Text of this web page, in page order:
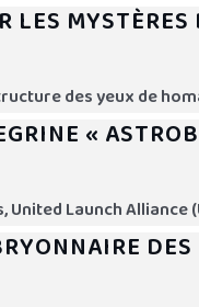
MYSTÈRES
des yeux de
«
Launch Alliance
DES